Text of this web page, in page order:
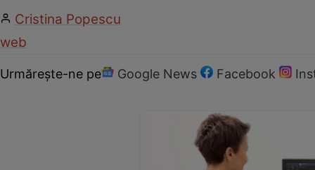
Cristina Popescu
web
Urmărește-ne pe Google News Facebook